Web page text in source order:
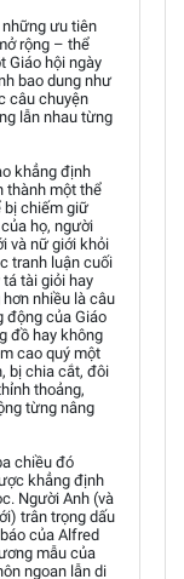
ưu tiên
rộng – thể
Giáo hội ngày
bao dung như
câu chuyện
lẫn nhau từng
khẳng định
thành một thể
bị chiếm giữ
họ, người
và nữ giới khỏi
tranh luận cuối
tài giỏi hay
nhiều là câu
động của Giáo
đồ hay không
cao quý một
bị chia cắt, đôi
thoảng,
từng nâng
chiều đó
khẳng định
Người Anh (và
trân trọng dấu
của Alfred
mẫu của
ngoan lẫn di